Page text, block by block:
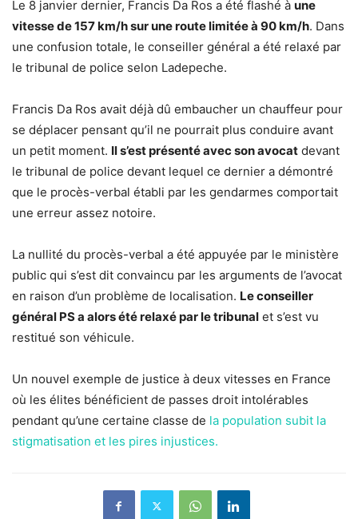
Le 8 janvier dernier, Francis Da Ros a été flashé à une
vitesse de 157 km/h sur une route limitée à 90 km/h. Dans
une confusion totale, le conseiller général a été relaxé par
le tribunal de police selon Ladepeche.
Francis Da Ros avait déjà dû embaucher un chauffeur pour
se déplacer pensant qu’il ne pourrait plus conduire avant
un petit moment. Il s’est présenté avec son avocat devant
le tribunal de police devant lequel ce dernier a démontré
que le procès-verbal établi par les gendarmes comportait
une erreur assez notoire.
La nullité du procès-verbal a été appuyée par le ministère
public qui s’est dit convaincu par les arguments de l’avocat
en raison d’un problème de localisation. Le conseiller
général PS a alors été relaxé par le tribunal et s’est vu
restitué son véhicule.
Un nouvel exemple de justice à deux vitesses en France
où les élites bénéficient de passes droit intolérables
pendant qu’une certaine classe de la population subit la
stigmatisation et les pires injustices.